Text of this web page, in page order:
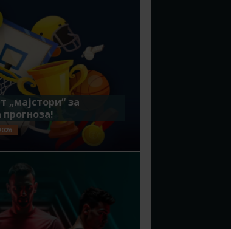
„мајстори“ за
прогноза!